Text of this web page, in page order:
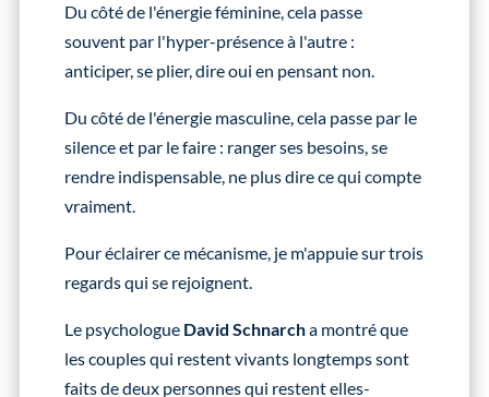
Du côté de l'énergie féminine, cela passe
souvent par l'hyper-présence à l'autre :
anticiper, se plier, dire oui en pensant non.
Du côté de l'énergie masculine, cela passe par le
silence et par le faire : ranger ses besoins, se
rendre indispensable, ne plus dire ce qui compte
vraiment.
Pour éclairer ce mécanisme, je m'appuie sur trois
regards qui se rejoignent.
Le psychologue David Schnarcha montré que
les couples qui restent vivants longtemps sont
faits de deux personnes qui restent elles-